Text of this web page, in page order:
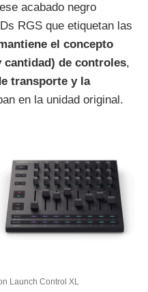
acabado negro
RGS que etiquetan las
el concepto
de controles,
transporte y la
en la unidad original.
Launch Control XL